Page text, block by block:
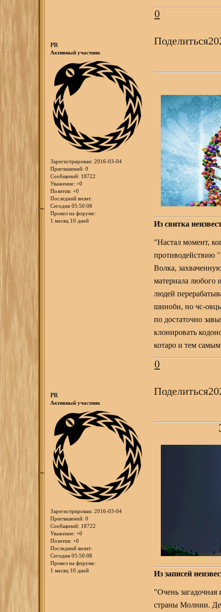
0
Поделиться
PR
Активный участник
Зарегистрирован: 2016-03-04
Приглашений: 0
Сообщений: 18722
Уважение: +0
Позитив: +0
Последний визит:
Сегодня 05:50:08
Провел на форуме:
1 месяц 10 дней
Из свитка
"Настал момент,
противодействию
Волка,
материала любого
людей
шиноби, но чс-
по достаточно
клонировать
котаро и тем
0
Поделиться
PR
Активный участник
Зарегистрирован: 2016-03-04
Приглашений: 0
Сообщений: 18722
Уважение: +0
Позитив: +0
Последний визит:
Сегодня 05:50:08
Провел на форуме:
1 месяц 10 дней
Из записей
"Очень загадочная
страны Молнии.